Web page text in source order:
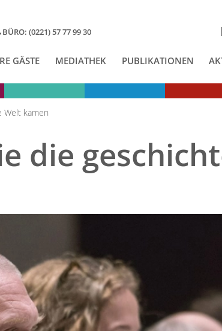
BÜRO: (0221) 57 77 99 30
GÄSTE MEDIATHEK PUBLIKATIONEN
Welt kamen
die